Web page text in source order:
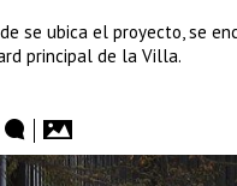
se ubica el proyecto, se
principal de la Villa.